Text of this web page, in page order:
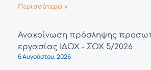
Περισσότερα »
Ανακοίνωση πρόσληψης
εργασίας ΙΔΟΧ - ΣΟΧ 5/2026
6 Αυγούστου, 2026